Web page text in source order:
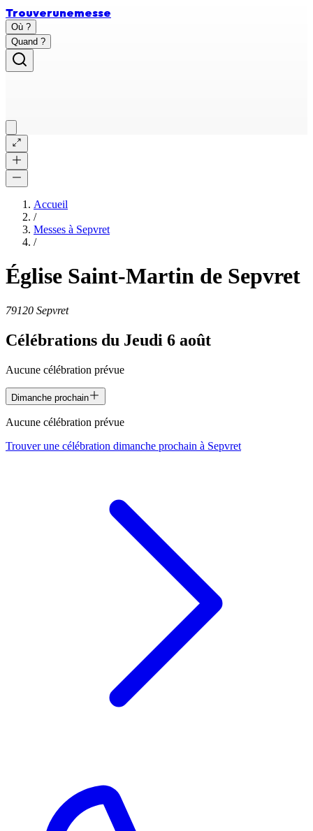
Trouverunemesse
Où ?
Quand ?
Accueil
/
Messes à Sepvret
/
Église Saint-Martin de Sepvret
79120 Sepvret
Célébrations du Jeudi 6 août
Aucune célébration prévue
Dimanche prochain
Aucune célébration prévue
Trouver une célébration dimanche prochain à Sepvret